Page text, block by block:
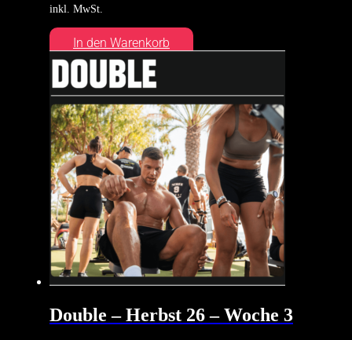
inkl. MwSt.
In den Warenkorb
Double – Herbst 26 – Woche 3